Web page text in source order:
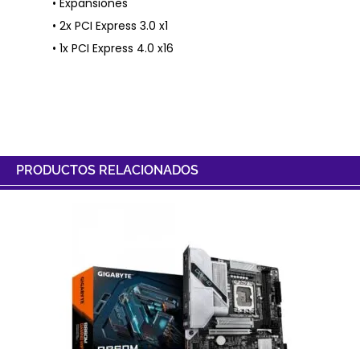
• Expansiones
• 2x PCI Express 3.0 x1
• 1x PCI Express 4.0 x16
PRODUCTOS RELACIONADOS